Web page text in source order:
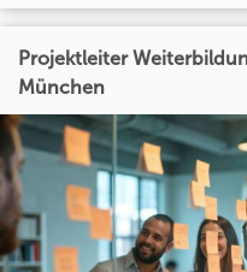
Projektleiter
München